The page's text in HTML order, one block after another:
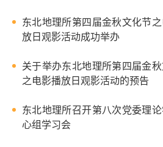
东北地理所第四届金秋文化节
放日观影活动成功举办
关于举办东北地理所第四届金
之电影播放日观影活动的预告
东北地理所召开第八次党委理
心组学习会